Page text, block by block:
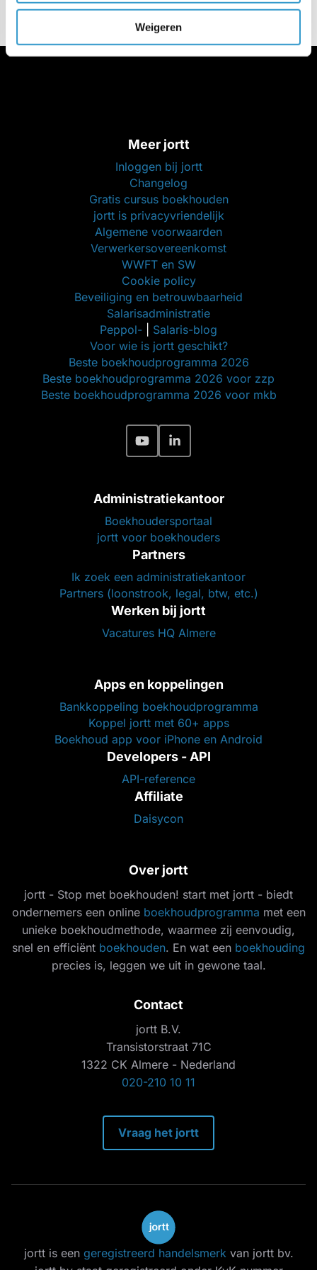
Weigeren
Meer jortt
Inloggen bij jortt
Changelog
Gratis cursus boekhouden
jortt is privacyvriendelijk
Algemene voorwaarden
Verwerkersovereenkomst
WWFT en SW
Cookie policy
Beveiliging en betrouwbaarheid
Salarisadministratie
Peppol-
Salaris-blog
Voor wie is jortt geschikt?
Beste boekhoudprogramma 2026
Beste boekhoudprogramma 2026 voor zzp
Beste boekhoudprogramma 2026 voor mkb
Administratiekantoor
Boekhoudersportaal
jortt voor boekhouders
Partners
Ik zoek een administratiekantoor
Partners (loonstrook, legal, btw, etc.)
Werken bij jortt
Vacatures HQ Almere
Apps en koppelingen
Bankkoppeling boekhoudprogramma
Koppel jortt met 60+ apps
Boekhoud app voor iPhone en Android
Developers - API
API-reference
Affiliate
Daisycon
Over jortt
jortt - Stop met boekhouden! start met jortt - biedt
ondernemers een online boekhoudprogramma met een
unieke boekhoudmethode, waarmee zij eenvoudig,
snel en efficiënt boekhouden. En wat een boekhouding
precies is, leggen we uit in gewone taal.
Contact
jortt B.V.
Transistorstraat 71C
1322 CK Almere - Nederland
020-210 10 11
Vraag het jortt
jortt is een geregistreerd handelsmerk van jortt bv.